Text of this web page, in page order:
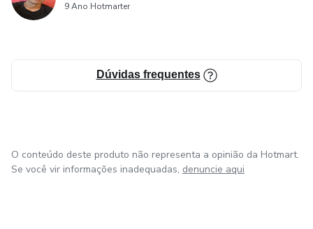
9 Ano Hotmarter
Dúvidas frequentes
O conteúdo deste produto não representa a opinião da Hotmart.
Se você vir informações inadequadas, denuncie aqui